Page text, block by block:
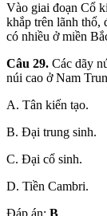
Vào giai đoạn Cổ
khắp trên lãnh thổ,
có nhiều ở miền
Câu 29. Các dãy
núi cao ở Nam
A. Tân kiến tạo.
B. Đại trung sinh.
C. Đại cổ sinh.
D. Tiền Cambri.